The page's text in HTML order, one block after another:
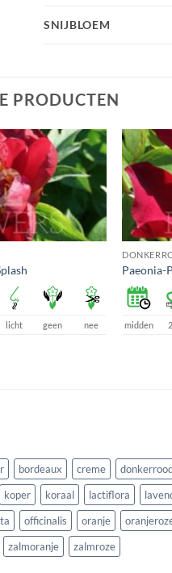
SNIJBLOEM
PRODUCTEN
licht geen nee
Paeonia-
midden
bordeaux creme
koper koraal lactiflora
officinalis oranje
zalmoranje zalmroze